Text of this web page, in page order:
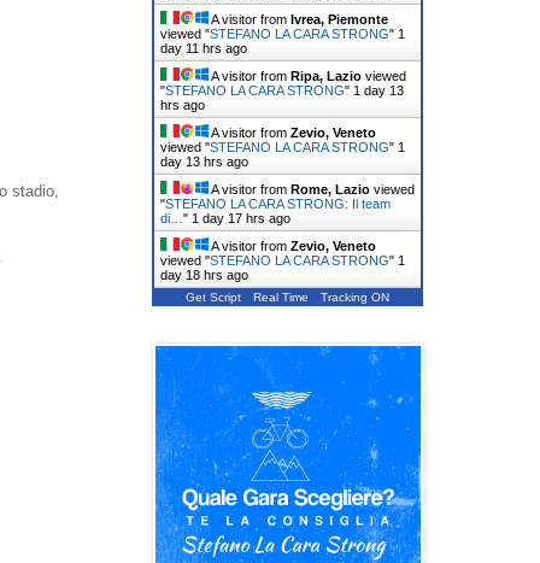
stadio,
A visitor from Ivrea, Piemonte
viewed "STEFANO LA CARA STRONG" 1
day 11 hrs ago
A visitor from Ripa, Lazio viewed
"STEFANO LA CARA STRONG" 1 day 13
hrs ago
A visitor from Zevio, Veneto
viewed "STEFANO LA CARA STRONG" 1
day 13 hrs ago
A visitor from Rome, Lazio viewed
"STEFANO LA CARA STRONG: Il team
di… " 1 day 17 hrs ago
A visitor from Zevio, Veneto
viewed "STEFANO LA CARA STRONG" 1
day 18 hrs ago
Get Script Real Time Tracking ON